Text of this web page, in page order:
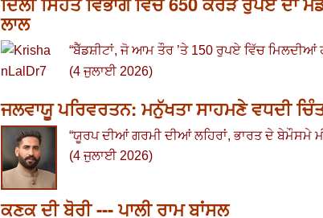
ਲਾਲ
“ਬੈੱਡਸ਼ੀਟਾਂ, ਜੋ ਆਮ ਤੌਰ ’ਤੇ 150 ਰੁਪਏ ਵਿੱਚ ਮਿਲਦੀਆਂ
(4 ਜੁਲਾਈ 2026)
ਜਲਵਾਯੂ ਪਰਿਵਰਤਨ: ਮਨੁੱਖਤਾ ਸਾਹਮਣੇ ਵਧਦੀ
“ਯੂਰਪ ਦੀਆਂ ਗਰਮੀ ਦੀਆਂ ਲਹਿਰਾਂ,ਭਾਰਤ ਦੇ ਬੇਮੌਸਮੇ
(4 ਜੁਲਾਈ 2026)
ਕਣਕ ਦੀ ਬੋਰੀ --- ਪਾਲੀ ਰਾਮ ਬਾਂਸਲ